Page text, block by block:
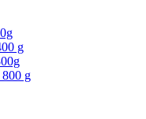
g
800 g